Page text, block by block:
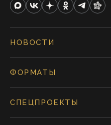
НОВОСТИ
ФОРМАТЫ
СПЕЦПРОЕКТЫ